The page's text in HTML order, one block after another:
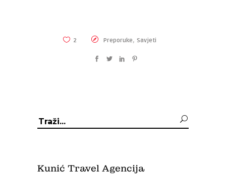
2 Preporuke, Savjeti
Traži:
Kunić Travel Agencija